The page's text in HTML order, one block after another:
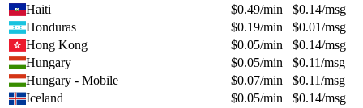
Haiti
$0.49/min $0.14/msg
Honduras
$0.19/min $0.01/msg
Hong Kong
$0.05/min $0.14/msg
Hungary
$0.05/min $0.11/msg
Hungary - Mobile
$0.07/min $0.11/msg
Iceland
$0.05/min $0.14/msg